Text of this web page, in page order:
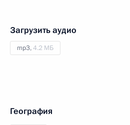
Загрузить аудио
mp3,4.2 МБ
География